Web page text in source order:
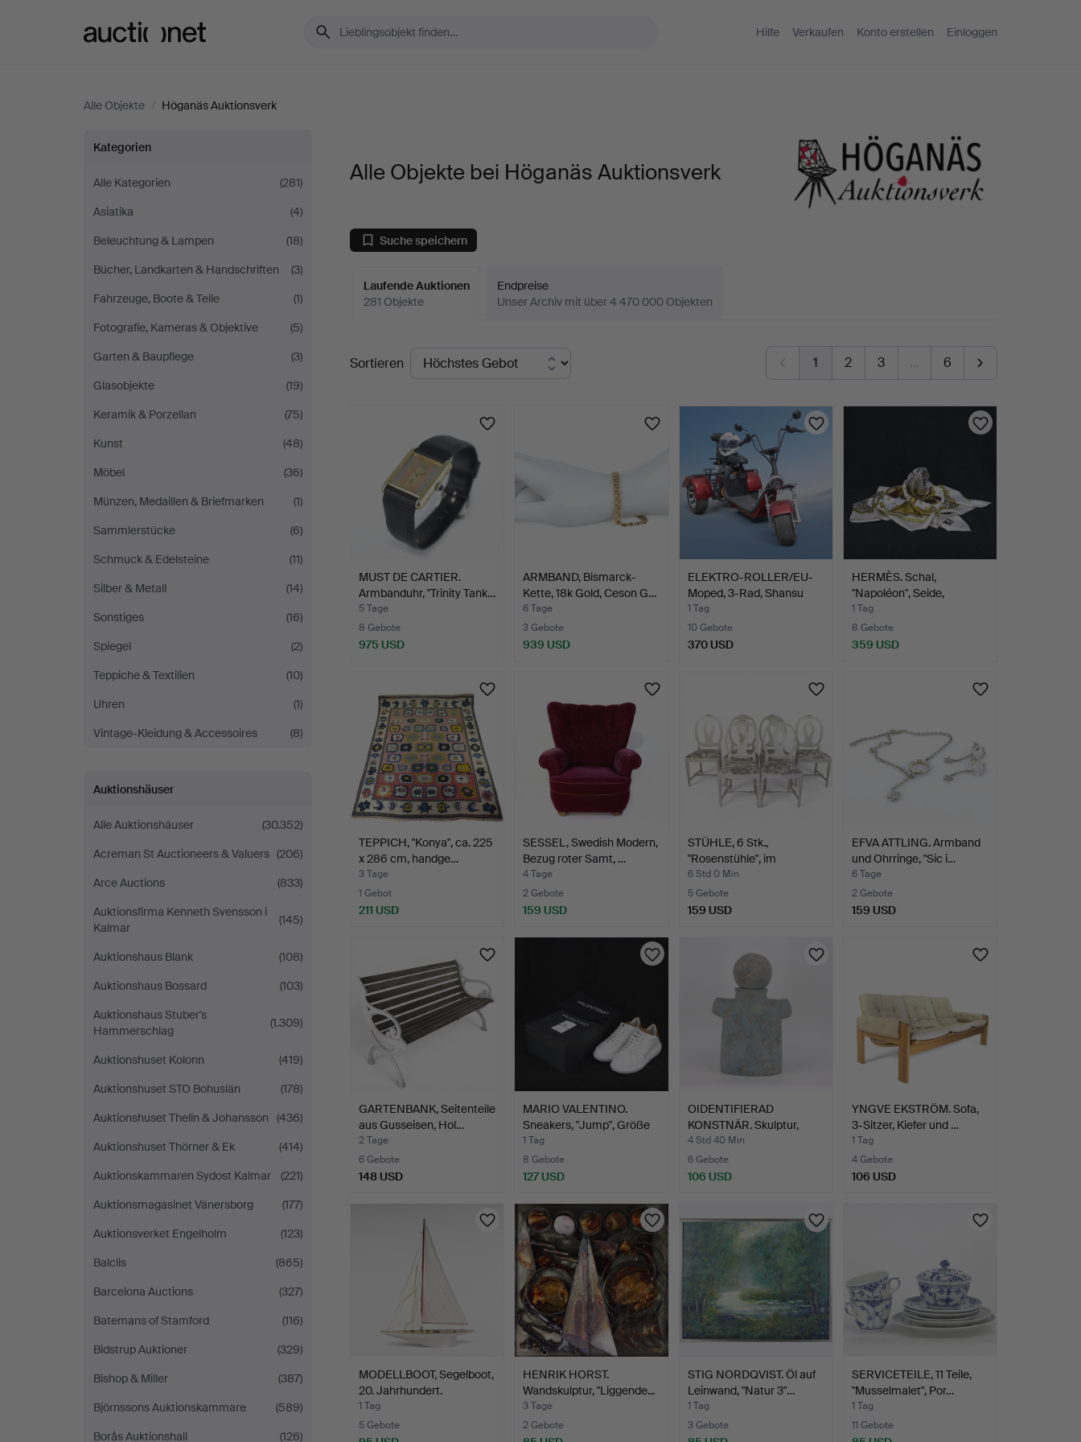
Hilfe Verkaufen Konto erstellen Einloggen
Alle Objekte / Höganäs Auktionsverk
Alle
Objekte
bei
Höganäs
Auktionsverk
Kategorien
Alle Kategorien
(281)
Asiatika
(4)
Beleuchtung & Lampen
(18)
Bücher, Landkarten & Handschriften
(3)
Fahrzeuge, Boote & Teile
(1)
Fotografie, Kameras & Objektive
(5)
Garten & Baupflege
(3)
Glasobjekte
(19)
Keramik & Porzellan
(75)
Kunst
(48)
Möbel
(36)
Münzen, Medaillen & Briefmarken
(1)
Sammlerstücke
(6)
Schmuck & Edelsteine
(11)
Silber & Metall
(14)
Sonstiges
(16)
Spiegel
(2)
Teppiche & Textilien
(10)
Uhren
(1)
Vintage-Kleidung & Accessoires
(8)
Auktionshäuser
Alle Auktionshäuser
(30.352)
Acreman St Auctioneers & Valuers (206)
Arce Auctions
(833)
Auktionsfirma Kenneth Svensson i
Kalmar
(145)
Auktionshaus Blank
(108)
Auktionshaus Bossard
(103)
Auktionshaus Stuber's
Hammerschlag
(1.309)
Auktionshuset Kolonn
(419)
Auktionshuset STO Bohuslän
(178)
Auktionshuset Thelin & Johansson
(436)
Auktionshuset Thörner & Ek
(414)
Auktionskammaren Sydost Kalmar
(221)
Auktionsmagasinet Vänersborg
(177)
Auktionsverket Engelholm
(123)
Balclis
(865)
Barcelona Auctions
(327)
Batemans of Stamford
(116)
Bidstrup Auktioner
(329)
Bishop & Miller
(387)
Björnssons Auktionskammare
(589)
Borås Auktionshall
(126)
Alle Objekte bei Höganäs Auktionsverk
Suche speichern
Laufende Auktionen
281 Objekte
Endpreise
Unser Archiv mit über 4 470 000 Objekten
Laufende
Auktionen
Sortieren 1 2 3 … 6
MUST DE CARTIER.
Armbanduhr, "Trinity Tank…
5 Tage
8 Gebote
975 USD
ARMBAND, Bismarck-
Kette, 18k Gold, Ceson G…
6 Tage
3 Gebote
939 USD
ELEKTRO-ROLLER/EU-
Moped, 3-Rad, Shansu
Ele…
1 Tag
10 Gebote
370 USD
HERMÈS. Schal,
"Napoléon", Seide,
jacquard…
1 Tag
8 Gebote
359 USD
TEPPICH, "Konya", ca. 225
x 286 cm, handge…
3 Tage
1 Gebot
211 USD
SESSEL, Swedish Modern,
Bezug roter Samt, …
4 Tage
2 Gebote
159 USD
STÜHLE, 6 Stk.,
"Rosenstühle", im
gustavia…
6 Std 0 Min
5 Gebote
159 USD
EFVA ATTLING. Armband
und Ohrringe, "Sic i…
6 Tage
2 Gebote
159 USD
GARTENBANK, Seitenteile
aus Gusseisen, Hol…
2 Tage
6 Gebote
148 USD
MARIO VALENTINO.
Sneakers, "Jump", Größe
4…
1 Tag
8 Gebote
127 USD
OIDENTIFIERAD
KONSTNÄR. Skulptur,
Torso, F…
4 Std 40 Min
6 Gebote
106 USD
YNGVE EKSTRÖM. Sofa,
3-Sitzer, Kiefer und …
1 Tag
4 Gebote
106 USD
MODELLBOOT, Segelboot,
20. Jahrhundert.
1 Tag
5 Gebote
HENRIK HORST.
Wandskulptur, "Liggende...
(s…
3 Tage
2 Gebote
STIG NORDQVIST. Öl auf
Leinwand, "Natur 3"…
1 Tag
3 Gebote
SERVICETEILE, 11 Teile,
"Musselmalet", Por…
1 Tag
11 Gebote